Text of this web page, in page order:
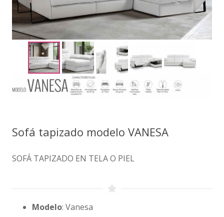
Sofá tapizado modelo VANESA
SOFÁ TAPIZADO EN TELA O PIEL
Modelo: Vanesa